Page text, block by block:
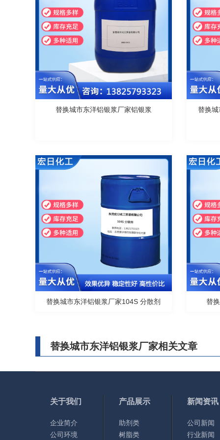
替换城市东洋铝银浆厂家铝银浆 替换
替换城市东洋铝银浆厂家104S 分散剂 替
替换城市东洋铝银浆厂家相关文章
关于我们
企业简介
公司环境
产品展示
助剂类
树脂类
新闻资讯
公司新闻
行业新闻